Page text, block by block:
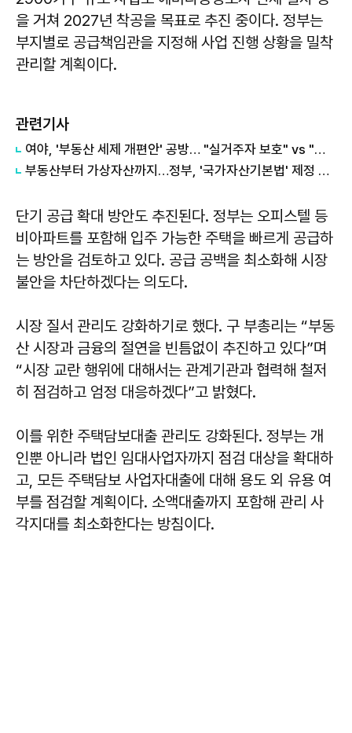
을 거쳐 2027년 착공을 목표로 추진 중이다. 정부는
부지별로 공급책임관을 지정해 사업 진행 상황을 밀착
관리할 계획이다.
관련기사
여야, '부동산 세제 개편안' 공방… "실거주자 보호" vs "무책임의 극치"
부동산부터 가상자산까지…정부, '국가자산기본법' 제정 추진
단기 공급 확대 방안도 추진된다. 정부는 오피스텔 등
비아파트를 포함해 입주 가능한 주택을 빠르게 공급하
는 방안을 검토하고 있다. 공급 공백을 최소화해 시장
불안을 차단하겠다는 의도다.
시장 질서 관리도 강화하기로 했다. 구 부총리는 “부동
산 시장과 금융의 절연을 빈틈없이 추진하고 있다”며
“시장 교란 행위에 대해서는 관계기관과 협력해 철저
히 점검하고 엄정 대응하겠다”고 밝혔다.
이를 위한 주택담보대출 관리도 강화된다. 정부는 개
인뿐 아니라 법인 임대사업자까지 점검 대상을 확대하
고, 모든 주택담보 사업자대출에 대해 용도 외 유용 여
부를 점검할 계획이다. 소액대출까지 포함해 관리 사
각지대를 최소화한다는 방침이다.